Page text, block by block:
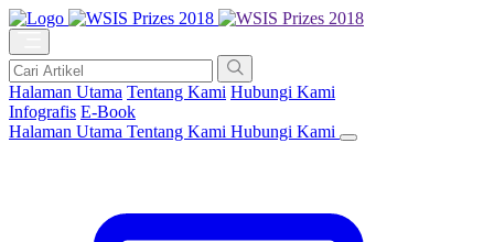
Halaman Utama Tentang Kami Hubungi Kami
Infografis E-Book
Halaman Utama Tentang Kami Hubungi Kami